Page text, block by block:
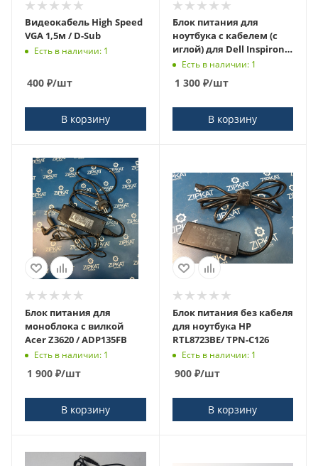
Видеокабель High Speed
VGA 1,5м / D-Sub
Есть в наличии: 1
400 ₽/шт
В корзину
Блок питания для
ноутбука с кабелем (с
иглой) для Dell Inspiron
65W/ HA65NS5-00
Есть в наличии: 1
1 300₽/шт
В корзину
Блок питания для
моноблока с вилкой
Acer Z3620 / ADP135FB
Есть в наличии: 1
1 900 ₽/шт
В корзину
Блок питания без кабеля
для ноутбука HP
RTL8723BE/ TPN-C126
Есть в наличии: 1
900₽/шт
В корзину